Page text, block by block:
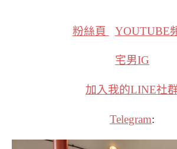
粉絲頁 YOUTUBE
宅男IG
加入我的LINE社
Telegram: